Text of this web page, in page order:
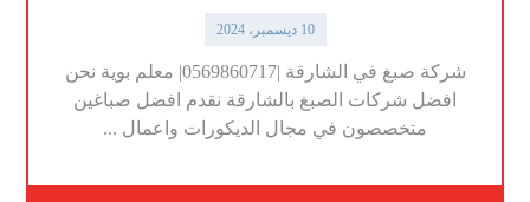
10 ديسمبر، 2024
شركة صبغ في الشارقة |0569860717| معلم بوية نحن
افضل شركات الصبغ بالشارقة نقدم افضل صباغين
متخصصون في مجال الديكورات واعمال ...